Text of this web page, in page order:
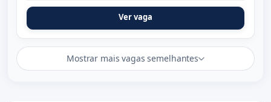
Ver vaga
Mostrar mais vagas semelhantes